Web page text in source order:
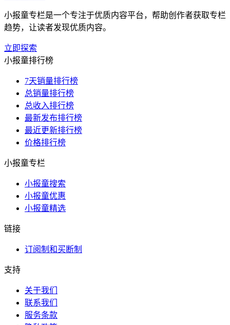
小报童专栏是一个专注于优质内容平台，帮助创作者获取专栏
趋势，让读者发现优质内容。
立即探索
小报童排行榜
7天销量排行榜
总销量排行榜
总收入排行榜
最新发布排行榜
最近更新排行榜
价格排行榜
小报童专栏
小报童搜索
小报童优惠
小报童精选
链接
订阅制和买断制
支持
关于我们
联系我们
服务条款